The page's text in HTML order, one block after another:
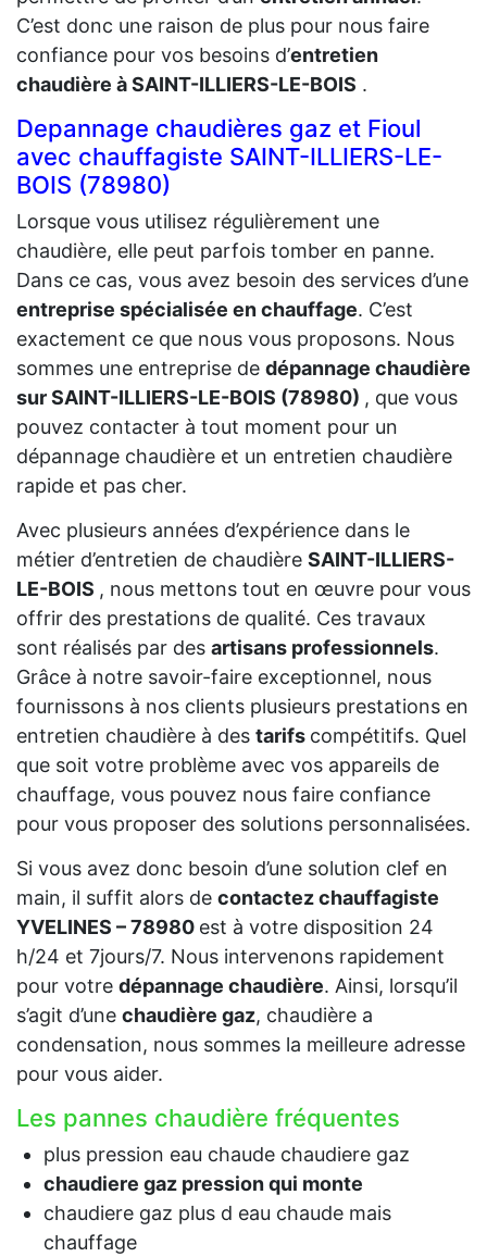
C’est donc une raison de plus pour nous faire
confiance pour vos besoins d’entretien
chaudière à SAINT-ILLIERS-LE-BOIS .
Depannage chaudières gaz et Fioul
avec chauffagiste SAINT-ILLIERS-LE-
BOIS (78980)
Lorsque vous utilisez régulièrement une
chaudière, elle peut parfois tomber en panne.
Dans ce cas, vous avez besoin des services d’une
entreprise spécialisée en chauffage. C’est
exactement ce que nous vous proposons. Nous
sommes une entreprise de dépannage chaudière
sur SAINT-ILLIERS-LE-BOIS (78980) , que vous
pouvez contacter à tout moment pour un
dépannage chaudière et un entretien chaudière
rapide et pas cher.
Avec plusieurs années d’expérience dans le
métier d’entretien de chaudière SAINT-ILLIERS-
LE-BOIS , nous mettons tout en œuvre pour vous
offrir des prestations de qualité. Ces travaux
sont réalisés par des artisans professionnels.
Grâce à notre savoir-faire exceptionnel, nous
fournissons à nos clients plusieurs prestations en
entretien chaudière à des tarifs compétitifs. Quel
que soit votre problème avec vos appareils de
chauffage, vous pouvez nous faire confiance
pour vous proposer des solutions personnalisées.
Si vous avez donc besoin d’une solution clef en
main, il suffit alors de contactez chauffagiste
YVELINES – 78980 est à votre disposition 24
h/24 et 7jours/7. Nous intervenons rapidement
pour votre dépannage chaudière. Ainsi, lorsqu’il
s’agit d’une chaudière gaz, chaudière a
condensation, nous sommes la meilleure adresse
pour vous aider.
Les pannes chaudière fréquentes
plus pression eau chaude chaudiere gaz
chaudiere gaz pression qui monte
chaudiere gaz plus d eau chaude mais
chauffage